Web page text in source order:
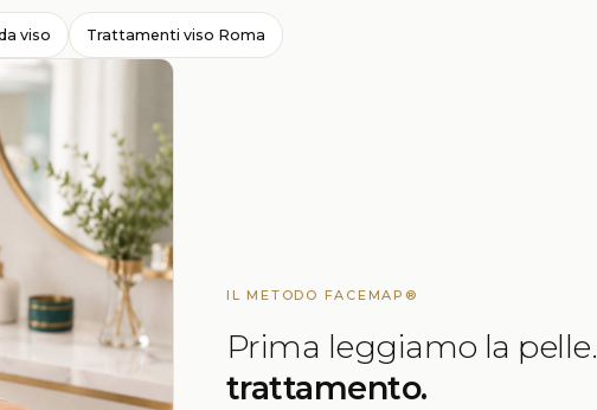
viso Trattamenti viso Roma
IL METODO FACEMAP®
Prima leggiamo la pelle.
trattamento.